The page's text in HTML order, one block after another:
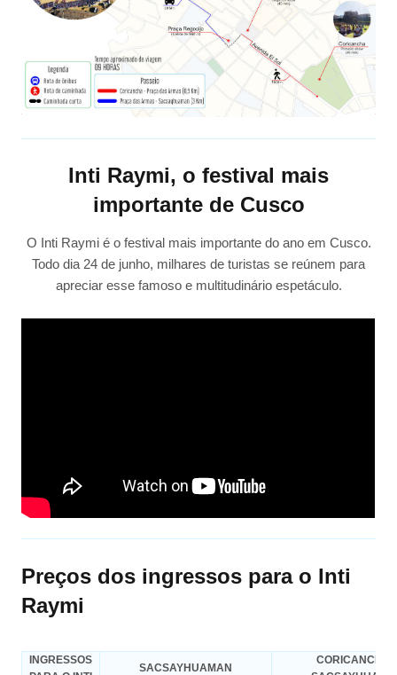
Inti Raymi, o festival mais
importante de Cusco
O Inti Raymi é o festival mais importante do ano em Cusco.
Todo dia 24 de junho, milhares de turistas se reúnem para
apreciar esse famoso e multitudinário espetáculo.
Preços dos ingressos para o Inti
Raymi
INGRESSOS
SACSAYHUAMAN
CORICANCHA